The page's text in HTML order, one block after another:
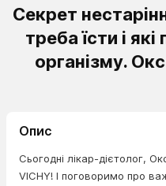
Секрет
треба їсти і
організму.
Опис
Сьогодні лікар-дієтолог,
VICHY! І поговоримо про